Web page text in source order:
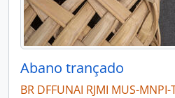
Abano trançado
BR DFFUNAI RJMI MUS-